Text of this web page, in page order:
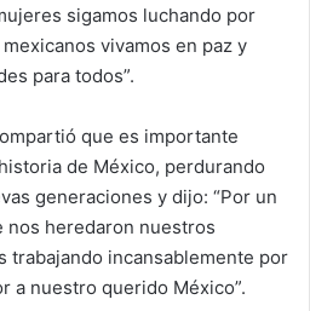
sigamos luchando por
vivamos en paz y
para todos”.
que es importante
de México, perdurando
generaciones y dijo: “Por un
nos heredaron nuestros
trabajando incansablemente por
a nuestro querido México”.